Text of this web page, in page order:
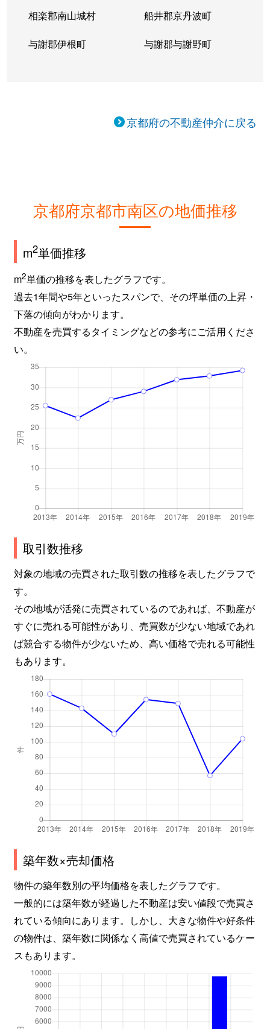
相楽郡南山城村 船井郡京丹波町
与謝郡伊根町 与謝郡与謝野町
京都府の不動産仲介に戻る
京都府京都市南区の地価推移
m2単価推移
m2単価の推移を表したグラフです。
過去1年間や5年といったスパンで、その坪単価の上昇・
下落の傾向がわかります。
不動産を売買するタイミングなどの参考にご活用くださ
い。
取引数推移
対象の地域の売買された取引数の推移を表したグラフで
す。
その地域が活発に売買されているのであれば、不動産が
すぐに売れる可能性があり、売買数が少ない地域であれ
ば競合する物件が少ないため、高い価格で売れる可能性
もあります。
築年数×売却価格
物件の築年数別の平均価格を表したグラフです。
一般的には築年数が経過した不動産は安い値段で売買さ
れている傾向にあります。しかし、大きな物件や好条件
の物件は、築年数に関係なく高値で売買されているケー
スもあります。